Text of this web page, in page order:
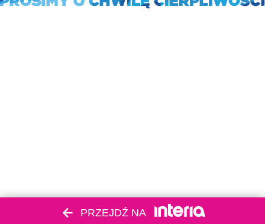
PRZEJDŹ NA